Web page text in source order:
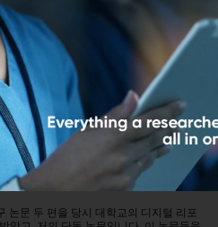
대해 알리는 것이 굉장히 중요합니다. 이
에게 기회를 제공하고 있습니다. 그렇다
리포지터리(repository)에 기탁
덧글남기기
논문 두 편을 당시 대학교의 디지털 리포